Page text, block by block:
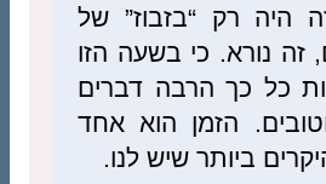
היה רק “בזבוז” של
זה נורא. כי בשעה הזו
כל כך הרבה דברים
הזמן הוא אחד
ביותר שיש לנו.